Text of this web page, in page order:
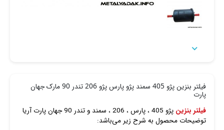

فیلتر بنزین پژو 405 سمند پژو پارس پژو 206 تندر 90 مارک جهان
پارت
فیلتر بنزین
پژو 405 ، پارس ، 206 ، سمند و تندر 90 جهان پارت آریا
توضیحات محصول به شرح زیر می‌باشد: